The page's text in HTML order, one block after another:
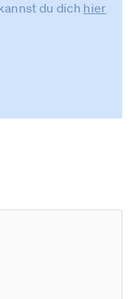
du dich hier